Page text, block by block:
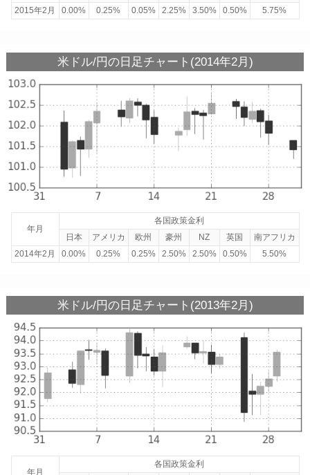
2015年2月
0.00% 0.25% 0.05% 2.25% 3.50% 0.50% 5.75%
米ドル/円の日足チャート(2014年2月)
年月
各国政策金利
日本
アメリカ 欧州 豪州 NZ 英国
南アフリカ
2014年2月
0.00% 0.25% 0.25% 2.50% 2.50% 0.50% 5.50%
米ドル/円の日足チャート(2013年2月)
年月
各国政策金利